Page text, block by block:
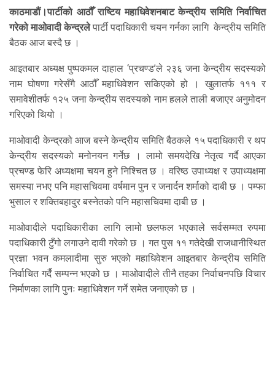
काठमाडौं।पार्टीको आठौँ राष्टिय महाधिवेशनबाट केन्द्रीय समिति निर्वाचित
गरेको माओवादी केन्द्रलेपार्टी पदाधिकारी चयन गर्नका लागि केन्द्रीय समिति
बैठक आज बस्दै छ ।
आइतबार अध्यक्ष पुष्पकमल दाहाल ‘प्रचण्ड’ले २३६ जना केन्द्रीय सदस्यको
नाम घोषणा गरेसँगै आठौँ महाधिवेशन सकिएको हो । खुलातर्फ १११ र
समावेशीतर्फ १२५ जना केन्द्रीय सदस्यको नाम हलले ताली बजाएर अनुमोदन
गरिएको थियो ।
माओवादी केन्द्रको आज बस्ने केन्द्रीय समिति बैठकले १५ पदाधिकारी र थप
केन्द्रीय सदस्यको मनोनयन गर्नेछ । लामो समयदेखि नेतृत्व गर्दै आएका
प्रचण्ड फेरि अध्यक्षमा चयन हुने निश्चित छ । वरिष्ठ उपाध्यक्ष र उपाध्यक्षमा
समस्या नभए पनि महासचिवमा वर्षमान पुन र जनार्दन शर्माको दाबी छ । पम्फा
भुसाल र शक्तिबहादुर बस्नेतको पनि महासचिवमा दाबी छ ।
माओवादीले पदाधिकारीका लागि लामो छलफल भएकाले सर्वसम्मत रुपमा
पदाधिकारी टुँगो लगाउने दावी गरेको छ । गत पुस ११ गतेदेखी राजधानीस्थित
प्रज्ञा भवन कमलादीमा सुरु भएको महाधिवेशन आइतबार केन्द्रीय समिति
निर्वाचित गर्दै सम्पन्न भएको छ । माओवादीले तीनै तहका निर्वाचनपछि विचार
निर्माणका लागि पुनः महाधिवेशन गर्ने समेत जनाएको छ ।